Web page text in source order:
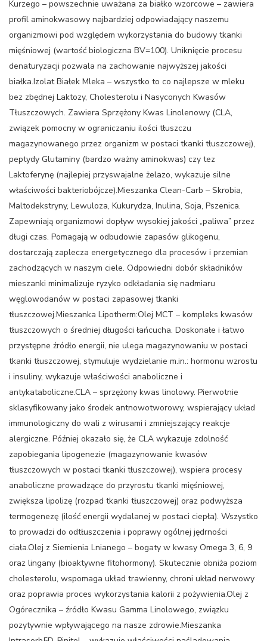
Kurzego – powszechnie uważana za białko wzorcowe – zawiera
profil aminokwasowy najbardziej odpowiadający naszemu
organizmowi pod względem wykorzystania do budowy tkanki
mięśniowej (wartość biologiczna BV=100). Uniknięcie procesu
denaturyzacji pozwala na zachowanie najwyższej jakości
białka.Izolat Białek Mleka – wszystko to co najlepsze w mleku
bez zbędnej Laktozy, Cholesterolu i Nasyconych Kwasów
Tłuszczowych. Zawiera Sprzężony Kwas Linolenowy (CLA,
związek pomocny w ograniczaniu ilości tłuszczu
magazynowanego przez organizm w postaci tkanki tłuszczowej),
peptydy Glutaminy (bardzo ważny aminokwas) czy tez
Laktoferynę (najlepiej przyswajalne żelazo, wykazuje silne
właściwości bakteriobójcze).Mieszanka Clean-Carb – Skrobia,
Maltodekstryny, Lewuloza, Kukurydza, Inulina, Soja, Pszenica.
Zapewniają organizmowi dopływ wysokiej jakości „paliwa” przez
długi czas. Pomagają w odbudowie zapasów glikogenu,
dostarczają zaplecza energetycznego dla procesów i przemian
zachodzących w naszym ciele. Odpowiedni dobór składników
mieszanki minimalizuje ryzyko odkładania się nadmiaru
węglowodanów w postaci zapasowej tkanki
tłuszczowej.Mieszanka Lipotherm:Olej MCT – kompleks kwasów
tłuszczowych o średniej długości łańcucha. Doskonałe i łatwo
przystępne źródło energii, nie ulega magazynowaniu w postaci
tkanki tłuszczowej, stymuluje wydzielanie m.in.: hormonu wzrostu
i insuliny, wykazuje właściwości anaboliczne i
antykataboliczne.CLA – sprzężony kwas linolowy. Pierwotnie
sklasyfikowany jako środek antnowotworowy, wspierający układ
immunologiczny do wali z wirusami i zmniejszający reakcje
alergiczne. Później okazało się, że CLA wykazuje zdolność
zapobiegania lipogenezie (magazynowanie kwasów
tłuszczowych w postaci tkanki tłuszczowej), wspiera procesy
anaboliczne prowadzące do przyrostu tkanki mięśniowej,
zwiększa lipolizę (rozpad tkanki tłuszczowej) oraz podwyższa
termogenezę (ilość energii wydalanej w postaci ciepła). Wszystko
to prowadzi do odtłuszczenia i poprawy ogólnej jędrności
ciała.Olej z Siemienia Lnianego – bogaty w kwasy Omega 3, 6, 9
oraz lingany (bioaktywne fitohormony). Skutecznie obniża poziom
cholesterolu, wspomaga układ trawienny, chroni układ nerwowy
oraz poprawia proces wykorzystania kalorii z pożywienia.Olej z
Ogórecznika – źródło Kwasu Gamma Linolowego, związku
pozytywnie wpływającego na nasze zdrowie.Mieszanka